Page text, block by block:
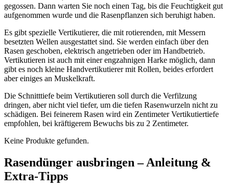
gegossen. Dann warten Sie noch einen Tag, bis die Feuchtigkeit gut
aufgenommen wurde und die Rasenpflanzen sich beruhigt haben.
Es gibt spezielle Vertikutierer, die mit rotierenden, mit Messern
besetzten Wellen ausgestattet sind. Sie werden einfach über den
Rasen geschoben, elektrisch angetrieben oder im Handbetrieb.
Vertikutieren ist auch mit einer engzahnigen Harke möglich, dann
gibt es noch kleine Handvertikutierer mit Rollen, beides erfordert
aber einiges an Muskelkraft.
Die Schnitttiefe beim Vertikutieren soll durch die Verfilzung
dringen, aber nicht viel tiefer, um die tiefen Rasenwurzeln nicht zu
schädigen. Bei feinerem Rasen wird ein Zentimeter Vertikutiertiefe
empfohlen, bei kräftigerem Bewuchs bis zu 2 Zentimeter.
Keine Produkte gefunden.
Rasendünger ausbringen – Anleitung &
Extra-Tipps